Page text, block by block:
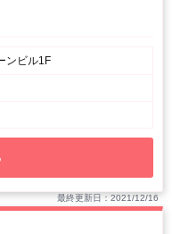
ンビル1F
最終更新日：2021/12/16